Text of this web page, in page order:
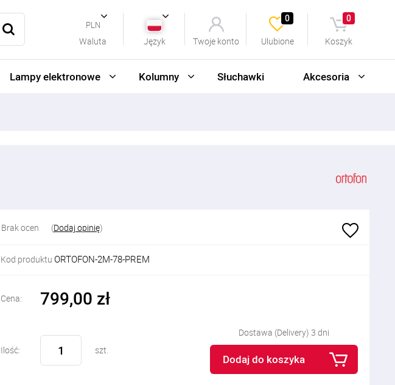
Waluta
PLN
Język Twoje konto Ulubione
0
Koszyk
0
Lampy elektronowe Kolumny Słuchawki Akcesoria
Brak ocen (Dodaj opinię)
Kod produktu ORTOFON-2M-78-PREM
Cena: 799,00 zł
Ilość: szt.
Dostawa (Delivery) 3 dni
Dodaj do koszyka